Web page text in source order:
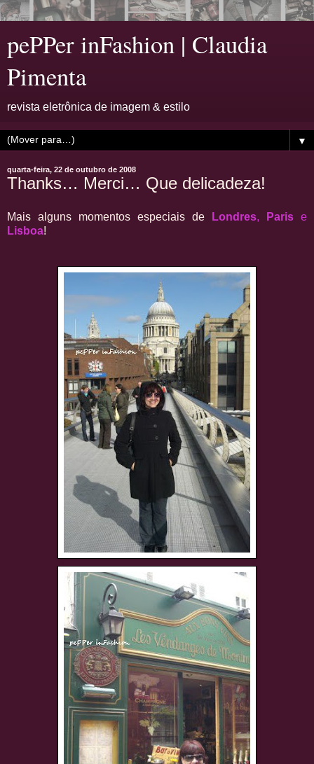
pePPer inFashion | Claudia
Pimenta
revista eletrônica de imagem & estilo
▼
quarta-feira, 22 de outubro de 2008
Thanks… Merci… Que delicadeza!
Mais alguns momentos especiais de Londres, Paris e
Lisboa!